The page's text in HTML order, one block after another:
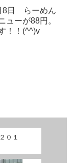
8日 らーめん
ューが88円。
！！(^^)v
０１